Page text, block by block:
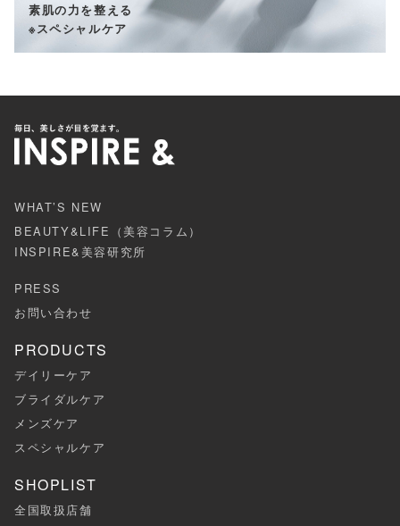
素肌の力を整える
※スペシャルケア
WHAT’S NEW
BEAUTY&LIFE（美容コラム）
INSPIRE&美容研究所
PRESS
お問い合わせ
PRODUCTS
デイリーケア
ブライダルケア
メンズケア
スペシャルケア
SHOPLIST
全国取扱店舗